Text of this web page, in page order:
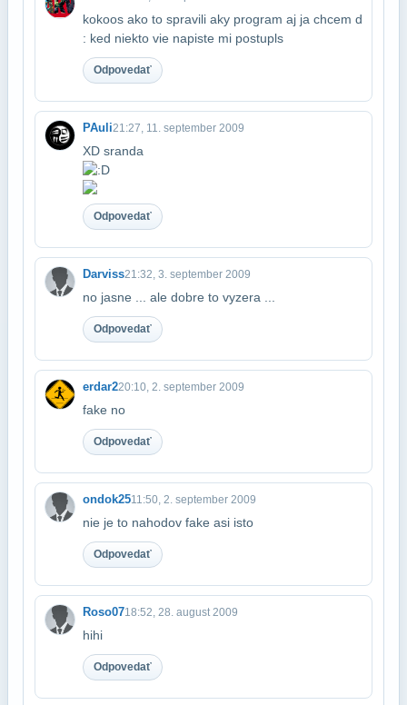
kokoos ako to spravili aky program aj ja chcem d
: ked niekto vie napiste mi postu​pls
Odpovedať
PAuli21:27, 11. september 2009
XD sranda
Odpovedať
Darviss21:32, 3. september 2009
no jasne ... ale dobre to vyzera ...
Odpovedať
erdar220:10, 2. september 2009
fake no
Odpovedať
ondok2511:50, 2. september 2009
nie je to nahodov fake asi isto
Odpovedať
Roso0718:52, 28. august 2009
hihi
Odpovedať